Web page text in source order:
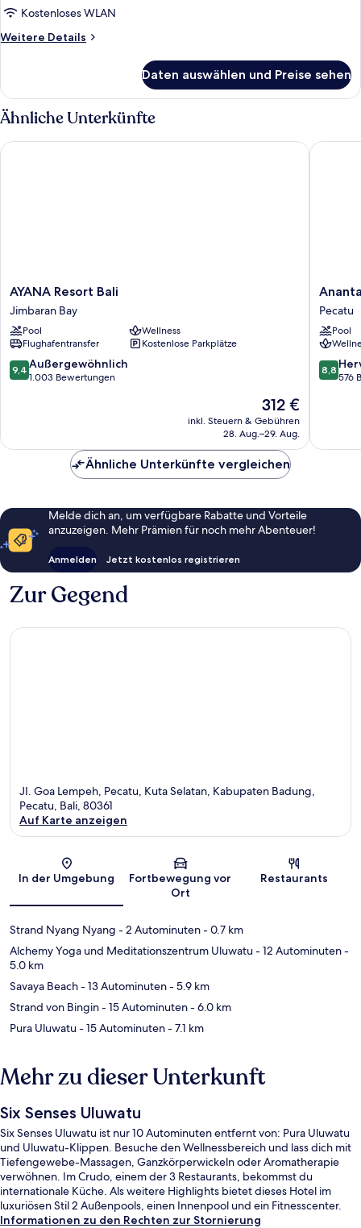
Kostenloses WLAN
Weitere Details
Weitere
Villa,
4 Schlafzimmer
Daten auswählen und Preise sehen
Ähnliche Unterkünfte
AYANA
Resort
Bali
Jimbaran
Bay
AYANA Resort Bali
Jimbaran Bay
Pool
Wellness
Flughafentransfer
Kostenlose Parkplätze
9.4
von
9,4 Außergewöhnlich
1.003 Bewertungen
Der
Preis
beträgt
312 €
inkl. Steuern & Gebühren
28. Aug.–29. Aug.
AYANA Resort Bali
Uluwatu
Bali
Resort
Pecatu
Pecatu
Pool
8.8
von
8,8
576
Ähnliche Unterkünfte vergleichen
Melde dich an, um verfügbare Rabatte und Vorteile
anzuzeigen. Mehr Prämien für noch mehr Abenteuer!
Anmelden Jetzt kostenlos registrieren
Zur Gegend
JI. Goa Lempeh, Pecatu, Kuta Selatan, Kabupaten Badung,
Pecatu, Bali, 80361
Auf Karte anzeigen
In der Umgebung
Fortbewegung vor
Ort
Restaurants
Strand Nyang Nyang - 2 Autominuten- 0.7 km
Alchemy Yoga und Meditationszentrum Uluwatu- 12 Autominuten-
5.0 km
Savaya Beach- 13 Autominuten- 5.9 km
Strand von Bingin- 15 Autominuten- 6.0 km
Pura Uluwatu- 15 Autominuten- 7.1 km
Mehr zu dieser Unterkunft
Six Senses Uluwatu
Six Senses Uluwatu ist nur 10 Autominuten entfernt von: Pura Uluwatu
und Uluwatu-Klippen. Besuche den Wellnessbereich und lass dich mit
Tiefengewebe-Massagen, Ganzkörperwickeln oder Aromatherapie
verwöhnen. Im Crudo, einem der 3 Restaurants, bekommst du
internationale Küche. Als weitere Highlights bietet dieses Hotel im
luxuriösen Stil 2 Außenpools, einen Innenpool und ein Fitnesscenter.
Informationen zu den Rechten zur Stornierung